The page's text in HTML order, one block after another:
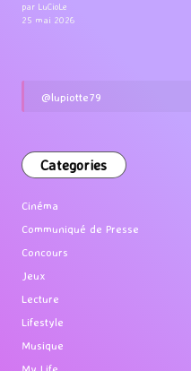
par LuCioLe
25 mai 2026
@lupiotte79
Categories
Cinéma
Communiqué de Presse
Concours
Jeux
Lecture
Lifestyle
Musique